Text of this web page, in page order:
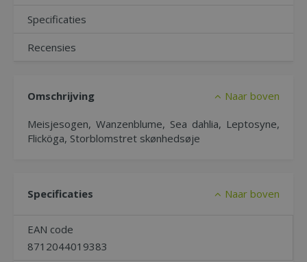
Specificaties
Recensies
Omschrijving Naar boven
Meisjesogen, Wanzenblume, Sea dahlia, Leptosyne,
Flicköga, Storblomstret skønhedsøje
Specificaties Naar boven
EAN code
8712044019383